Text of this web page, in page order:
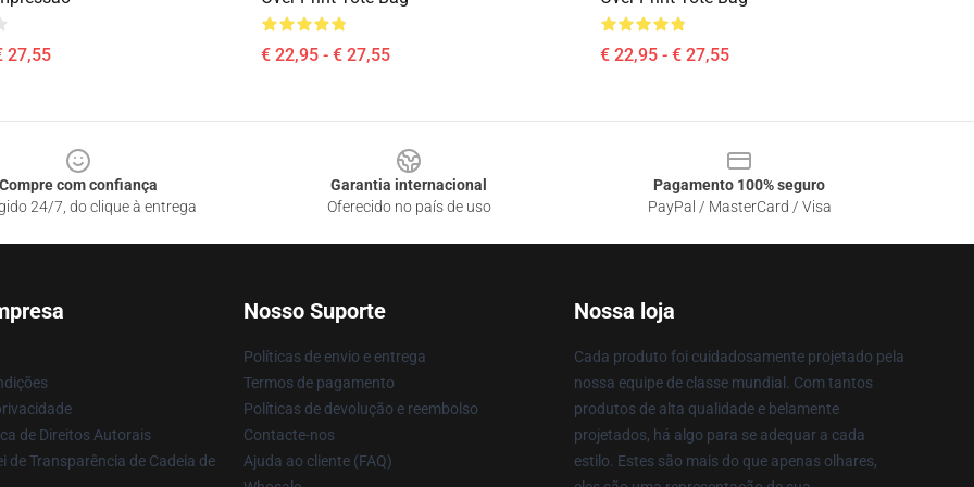
27,55 € 22,95 - € 27,55 € 22,95 - € 27,55
Compre com confiança
24/7, do clique à entrega
Garantia internacional
Oferecido no país de uso
Pagamento 100% seguro
PayPal / MasterCard / Visa
de Direitos Autorais
de Transparência de Cadeia de
Nosso Suporte
Políticas de envio e entrega
Termos de pagamento
Políticas de devolução e reembolso
Contacte-nos
Ajuda ao cliente (FAQ)
Nossa loja
Cada produto foi cuidadosamente projetado pela
nossa equipe de classe mundial. Com tantos
produtos de alta qualidade e belamente
projetados, há algo para se adequar a cada
estilo. Estes são mais do que apenas olhares,